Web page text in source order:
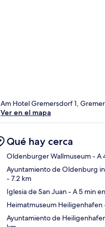
Am Hotel Gremersdorf 1,
Ver en el mapa
Qué hay cerca
Oldenburger Wallmuseum- A
Ayuntamiento de Oldenburg
- 7.2 km
Iglesia de San Juan- A 5 min
Heimatmuseum Heiligenhafen
Ayuntamiento de